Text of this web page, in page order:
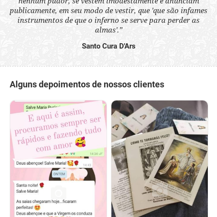
publicamente, em seu modo de vestir, que 'que são infames
instrumentos de que o inferno se serve para perder as
almas'.”
Santo Cura D'Ars
Alguns depoimentos de nossos clientes